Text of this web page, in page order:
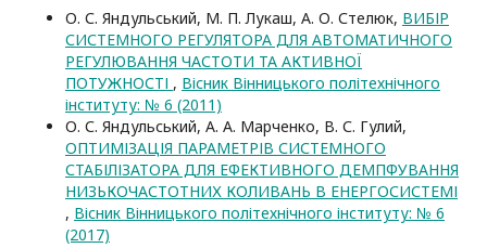
О. С. Яндульський, М. П. Лукаш, А. О. Стелюк, ВИБІР
СИСТЕМНОГО РЕГУЛЯТОРА ДЛЯ АВТОМАТИЧНОГО
РЕГУЛЮВАННЯ ЧАСТОТИ ТА АКТИВНОЇ
ПОТУЖНОСТІ , Вісник Вінницького політехнічного
інституту: № 6 (2011)
О. С. Яндульський, А. А. Марченко, В. С. Гулий,
ОПТИМІЗАЦІЯ ПАРАМЕТРІВ СИСТЕМНОГО
СТАБІЛІЗАТОРА ДЛЯ ЕФЕКТИВНОГО ДЕМПФУВАННЯ
НИЗЬКОЧАСТОТНИХ КОЛИВАНЬ В ЕНЕРГОСИСТЕМІ
, Вісник Вінницького політехнічного інституту: № 6
(2017)